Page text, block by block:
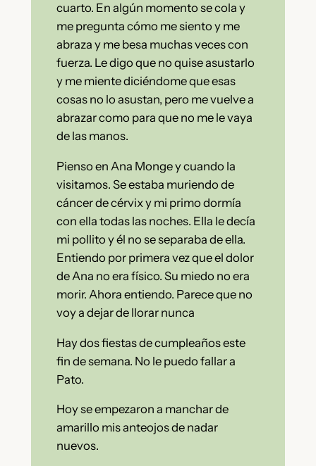
cuarto. En algún momento se cola y
me pregunta cómo me siento y me
abraza y me besa muchas veces con
fuerza. Le digo que no quise asustarlo
y me miente diciéndome que esas
cosas no lo asustan, pero me vuelve a
abrazar como para que no me le vaya
de las manos.
Pienso en Ana Monge y cuando la
visitamos. Se estaba muriendo de
cáncer de cérvix y mi primo dormía
con ella todas las noches. Ella le decía
mi pollito y él no se separaba de ella.
Entiendo por primera vez que el dolor
de Ana no era físico. Su miedo no era
morir. Ahora entiendo. Parece que no
voy a dejar de llorar nunca
Hay dos fiestas de cumpleaños este
fin de semana. No le puedo fallar a
Pato.
Hoy se empezaron a manchar de
amarillo mis anteojos de nadar
nuevos.